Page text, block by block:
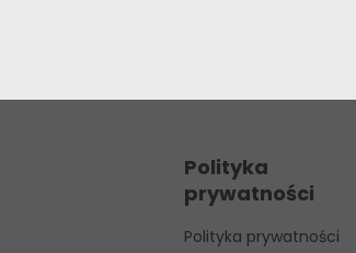
Polityka
prywatności
Polityka prywatności